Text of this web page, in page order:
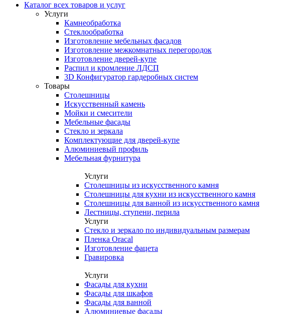
Каталог всех товаров и услуг
Услуги
Камнеобработка
Стеклообработка
Изготовление мебельных фасадов
Изготовление межкомнатных перегородок
Изготовление дверей-купе
Распил и кромление ЛДСП
3D Конфигуратор гардеробных систем
Товары
Столешницы
Искусственный камень
Мойки и смесители
Мебельные фасады
Стекло и зеркала
Комплектующие для дверей-купе
Алюминиевый профиль
Мебельная фурнитура
Услуги
Столешницы из искусственного камня
Столешницы для кухни из искусственного камня
Столешницы для ванной из искусственного камня
Лестницы, ступени, перила
Услуги
Стекло и зеркало по индивидуальным размерам
Пленка Oracal
Изготовление фацета
Гравировка
Услуги
Фасады для кухни
Фасады для шкафов
Фасады для ванной
Алюминиевые фасады